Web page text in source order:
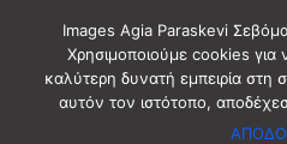
Images Agia Paraskevi
Χρησιμοποιούμε cookies
καλύτερη δυνατή εμπειρία στη
αυτόν τον ιστότοπο,